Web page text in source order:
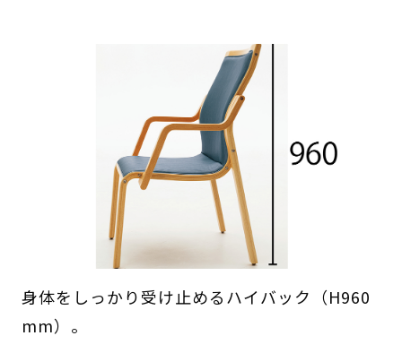
身体をしっかり受け止めるハイバック（H960
mm）。